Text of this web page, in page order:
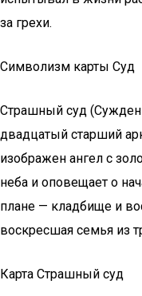
за грехи.
Символизм карты Суд
Страшный суд
двадцатый старший
изображен ангел с
неба и оповещает о
плане — кладбище и
воскресшая семья из
Карта Страшный суд